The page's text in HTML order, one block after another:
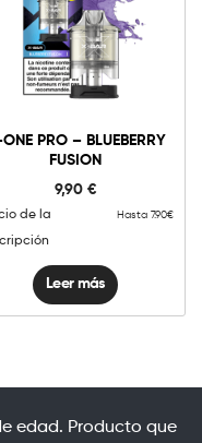
PRO – BLUEBERRY
FUSION
9,90 €
de la
Hasta 7.90€
Leer más
edad. Producto que